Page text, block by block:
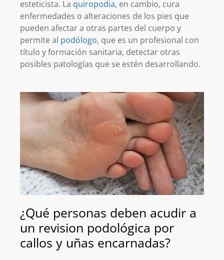
esteticista. La quiropodia, en cambio, cura
enfermedades o alteraciones de los pies que
pueden afectar a otras partes del cuerpo y
permite al podólogo, que es un profesional con
título y formación sanitaria, detectar otras
posibles patologías que se estén desarrollando.
¿Qué personas deben acudir a
un revision podológica por
callos y uñas encarnadas?